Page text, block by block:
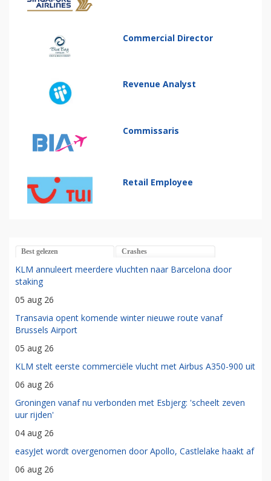
Commercial Director
Revenue Analyst
Commissaris
Retail Employee
Best gelezen Crashes
KLM annuleert meerdere vluchten naar Barcelona door
staking
05 aug 26
Transavia opent komende winter nieuwe route vanaf
Brussels Airport
05 aug 26
KLM stelt eerste commerciële vlucht met Airbus A350-900 uit
06 aug 26
Groningen vanaf nu verbonden met Esbjerg: 'scheelt zeven
uur rijden'
04 aug 26
easyJet wordt overgenomen door Apollo, Castlelake haakt af
06 aug 26